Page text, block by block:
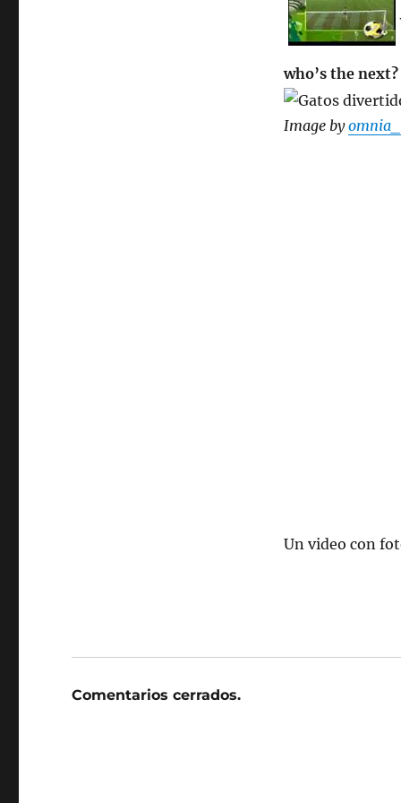
who’s the next?
Image by
Un video con
Comentarios cerrados.